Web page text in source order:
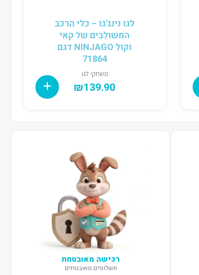
לגו נינג'גו – כלי הרכב
המשולבים של קאי
וקול NINJAGO דגם
71864
משחקי לגו
₪139.90
רכישה מאובטחת
תשלומים מאובטחים